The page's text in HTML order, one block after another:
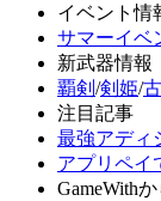
イベント情
サマーイベ
新武器情報
覇剣 /剣姫/
注目記事
最強アディ
アプリペイ
GameWith